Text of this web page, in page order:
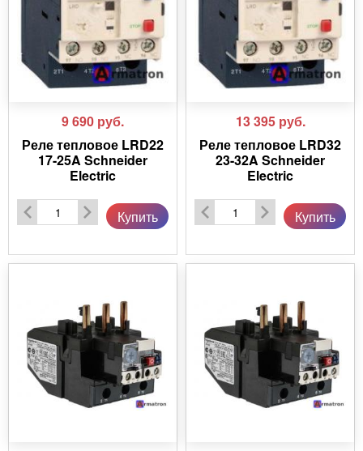
9 690 руб.
Реле тепловое LRD22
17-25A Schneider
Electric
Купить
13 395 руб.
Реле тепловое LRD32
23-32A Schneider
Electric
Купить